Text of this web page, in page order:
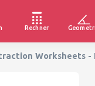
Rechner
Worksheets